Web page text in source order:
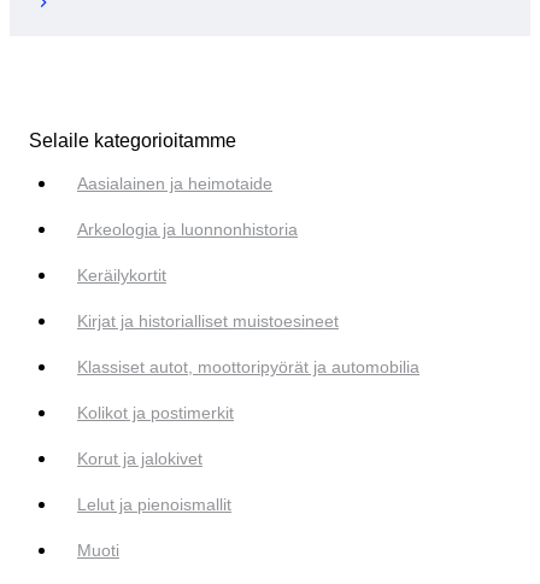
Selaile kategorioitamme
Aasialainen ja heimotaide
Arkeologia ja luonnonhistoria
Keräilykortit
Kirjat ja historialliset muistoesineet
Klassiset autot, moottoripyörät ja automobilia
Kolikot ja postimerkit
Korut ja jalokivet
Lelut ja pienoismallit
Muoti